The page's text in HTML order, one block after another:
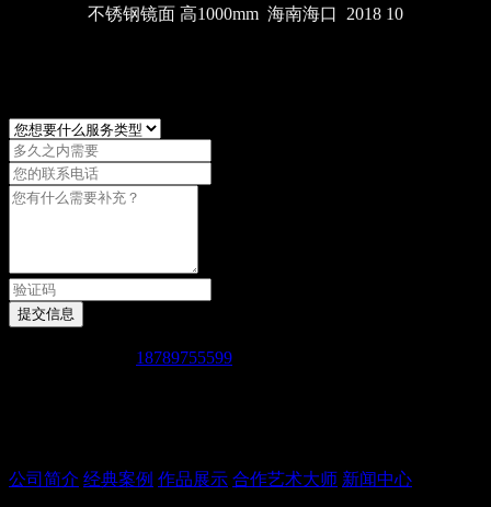
不锈钢镜面 高1000mm 海南海口 2018 10
提交信息
18789755599
公司简介 经典案例 作品展示 合作艺术大师 新闻中心